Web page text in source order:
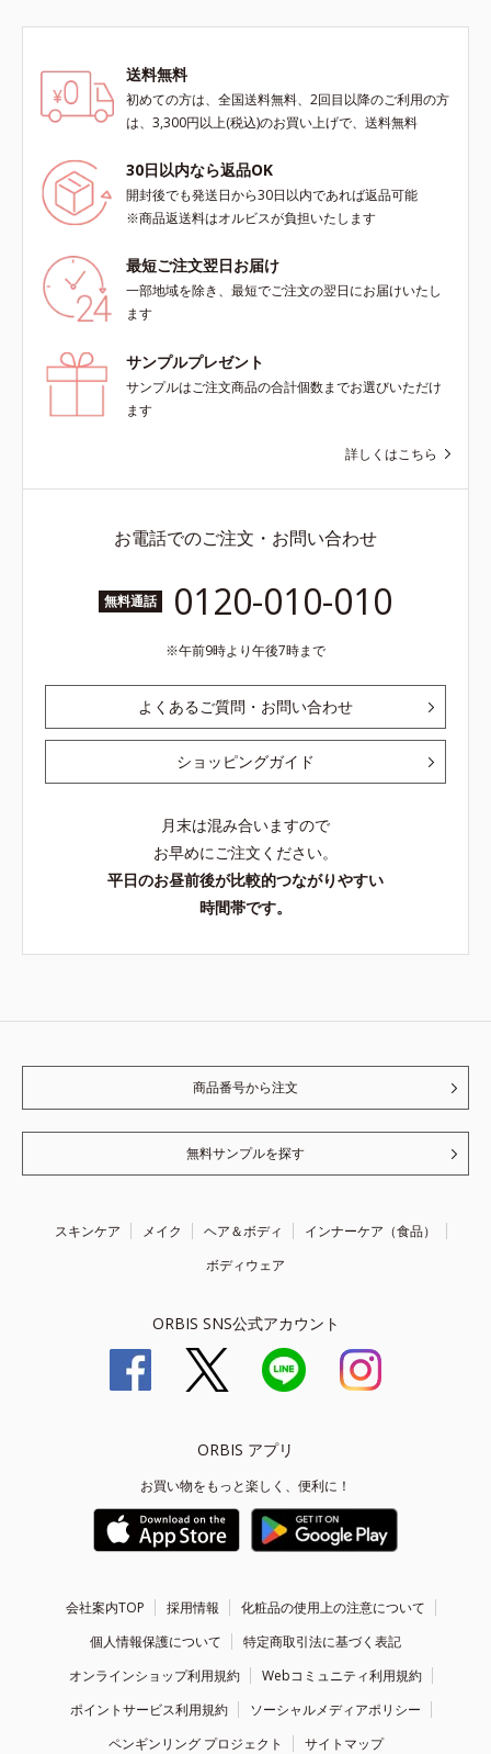
送料無料
初めての方は、全国送料無料、2回目以降のご利用の方
は、3,300円以上(税込)のお買い上げで、送料無料
30日以内なら返品OK
開封後でも発送日から30日以内であれば返品可能
※商品返送料はオルビスが負担いたします
最短ご注文翌日お届け
一部地域を除き、最短でご注文の翌日にお届けいたし
ます
サンプルプレゼント
サンプルはご注文商品の合計個数までお選びいただけ
ます
詳しくはこちら
お電話でのご注文・お問い合わせ
無料通話 0120-010-010
午前9時より午後7時まで
よくあるご質問・お問い合わせ
ショッピングガイド
月末は混み合いますので
お早めにご注文ください。
平日のお昼前後が比較的つながりやすい
時間帯です。
商品番号から注文
無料サンプルを探す
スキンケア メイク ヘア＆ボディ
インナーケア（食品）
ボディウェア
ORBIS SNS公式アカウント
ORBIS アプリ
お買い物をもっと楽しく、便利に！
会社案内TOP 採用情報
化粧品の使用上の注意について
個人情報保護について
特定商取引法に基づく表記
オンラインショップ利用規約
Webコミュニティ利用規約
ポイントサービス利用規約
ソーシャルメディアポリシー
ペンギンリング プロジェクト
サイトマップ